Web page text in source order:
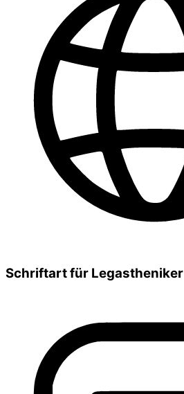
Schriftart für Legastheniker